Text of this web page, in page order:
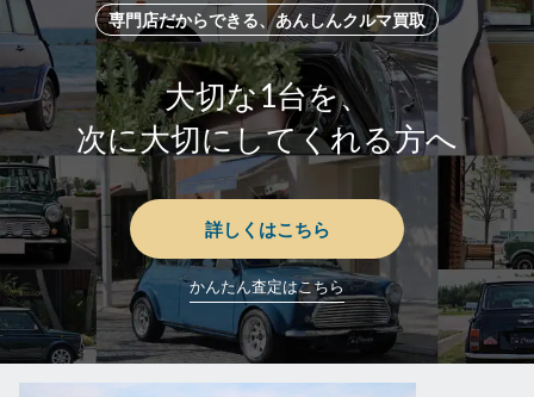
専門店だからできる、あんしんクルマ買取
大切な1台を、
次に大切にしてくれる方へ
詳しくはこちら
かんたん査定はこちら